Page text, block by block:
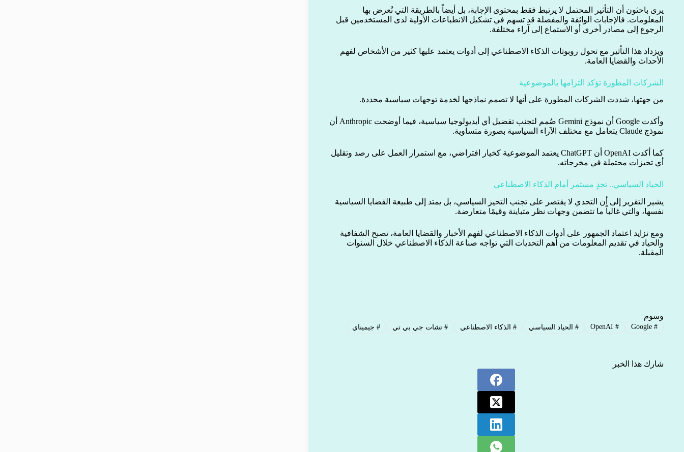
يرى باحثون أن التأثير المحتمل لا يرتبط فقط بمحتوى الإجابة، بل أيضاً بالطريقة التي تُعرض بها
المعلومات. فالإجابات الواثقة والمفصلة قد تسهم في تشكيل الانطباعات الأولية لدى المستخدمين قبل
الرجوع إلى مصادر أخرى أو الاستماع إلى آراء مختلفة.
ويزداد هذا التأثير مع تحول روبوتات الذكاء الاصطناعي إلى أدوات يعتمد عليها كثير من الأشخاص لفهم
الأحداث والقضايا العامة.
الشركات المطورة تؤكد التزامها بالموضوعية
من جهتها، شددت الشركات المطورة على أنها لا تصمم نماذجها لخدمة توجهات سياسية محددة.
وأكدت Google أن نموذج Gemini صُمم لتجنب تفضيل أي أيديولوجيا سياسية، فيما أوضحت Anthropic أن
نموذج Claude يتعامل مع مختلف الآراء السياسية بصورة متساوية.
كما أكدت OpenAI أن ChatGPT يعتمد الموضوعية كخيار افتراضي، مع استمرار العمل على رصد وتقليل
أي تحيزات محتملة في مخرجاته.
الحياد السياسي.. تحدٍ مستمر أمام الذكاء الاصطناعي
يشير التقرير إلى أن التحدي لا يقتصر على تجنب التحيز السياسي، بل يمتد إلى طبيعة القضايا السياسية
نفسها، والتي غالباً ما تتضمن وجهات نظر متباينة وقيمًا متعارضة.
ومع تزايد اعتماد الجمهور على أدوات الذكاء الاصطناعي لفهم الأخبار والقضايا العامة، تصبح الشفافية
والحياد في تقديم المعلومات من أهم التحديات التي تواجه صناعة الذكاء الاصطناعي خلال السنوات
المقبلة.
وسوم
#
Google
#
OpenAI
# الحياد السياسي # الذكاء الاصطناعي # تشات جي بي تي #جيميناي
شارك هذا الخبر